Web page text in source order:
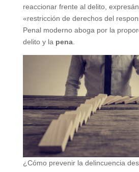
reaccionar frente al delito,
«restricción de derechos del
Penal moderno aboga por la
delito y la pena.
¿Cómo prevenir la delincuencia